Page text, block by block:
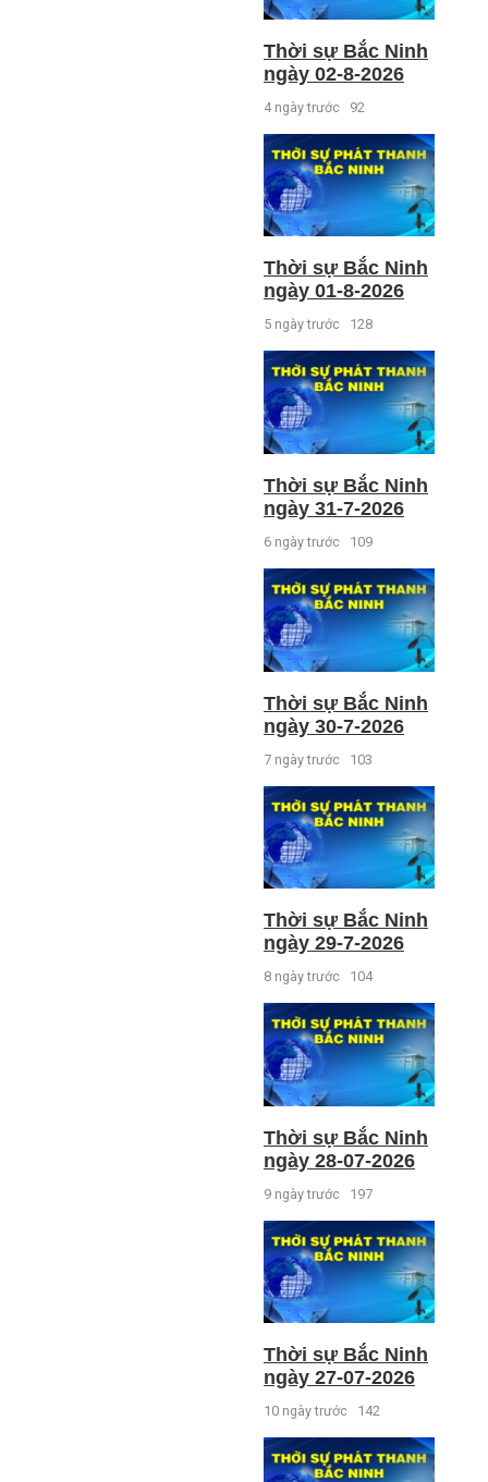
Thời sự Bắc Ninh
ngày 02-8-2026
4 ngày trước 92
Thời sự Bắc Ninh
ngày 01-8-2026
5 ngày trước 128
Thời sự Bắc Ninh
ngày 31-7-2026
6 ngày trước 109
Thời sự Bắc Ninh
ngày 30-7-2026
7 ngày trước 103
Thời sự Bắc Ninh
ngày 29-7-2026
8 ngày trước 104
Thời sự Bắc Ninh
ngày 28-07-2026
9 ngày trước 197
Thời sự Bắc Ninh
ngày 27-07-2026
10 ngày trước 142